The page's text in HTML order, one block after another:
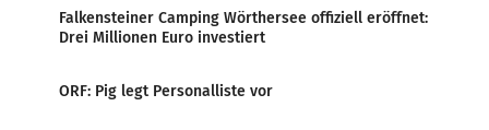
Falkensteiner Camping Wörthersee offiziell eröffnet:
Drei Millionen Euro investiert
ORF: Pig legt Personalliste vor